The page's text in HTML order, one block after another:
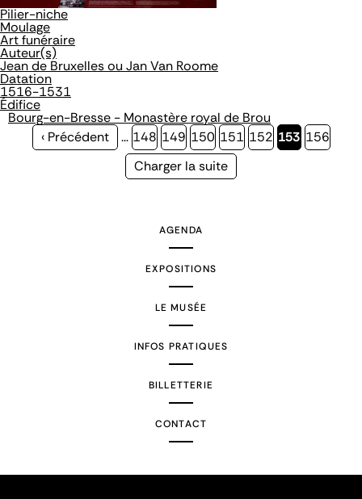
Pilier-niche
Moulage
Art funéraire
Auteur(s)
Jean de Bruxelles ou Jan Van Roome
Datation
1516-1531
Édifice
Bourg-en-Bresse - Monastère royal de Brou
Page
‹ Précédent … Page
148 Page
149 Page
150 Page
151 Page
152 Page
153 Page
156
Page
Charger la suite
AGENDA
EXPOSITIONS
LE MUSÉE
INFOS PRATIQUES
BILLETTERIE
CONTACT